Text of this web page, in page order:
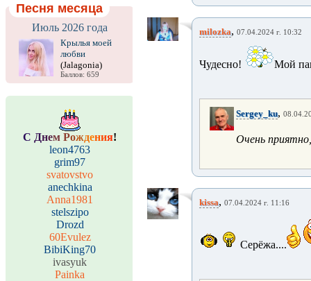
Песня месяца
Июль 2026 года
Крылья моей
любви
(Jalagonia)
Баллов: 659
С Днем Рождения!
leon4763
grim97
svatovstvo
anechkina
Anna1981
stelszipo
Drozd
60Evulez
BibiKing70
ivasyuk
Painka
milozka, 07.04.2024 г. 10:32
Чудесно! Мой
Sergey_ku,
Очень
kissa, 07.04.2024 г. 11:16
Серёжа....